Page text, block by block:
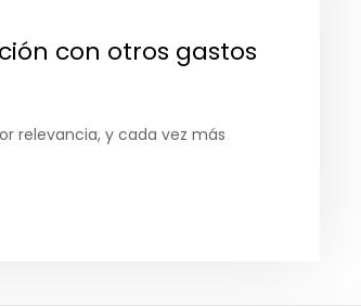
con otros gastos
relevancia, y cada vez más